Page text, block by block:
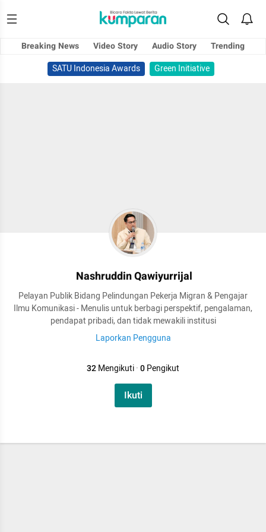
Breaking News Video Story Audio Story
Trending
SATU Indonesia Awards
Green Initiative
Nashruddin Qawiyurrijal
Pelayan Publik Bidang Pelindungan Pekerja Migran & Pengajar
Ilmu Komunikasi - Menulis untuk berbagi perspektif, pengalaman,
pendapat pribadi, dan tidak mewakili institusi
Laporkan Pengguna
32Mengikuti·0Pengikut
Ikuti